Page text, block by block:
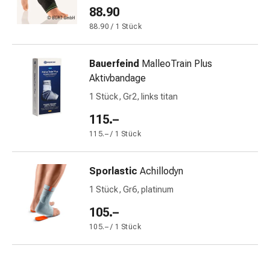
Krämpfe
Verstopfung
Medizinische
Ekzeme
Juckreiz
Hühneraugen
Fusspilz
Trockene
Haut
Krankhaftes
88.90
88.90 / 1 Stück
Bauerfeind MalleoTrain Plus
Aktivbandage
1 Stück, Gr2, links titan
115.–
115.– / 1 Stück
Sporlastic Achillodyn
1 Stück, Gr6, platinum
105.–
105.– / 1 Stück